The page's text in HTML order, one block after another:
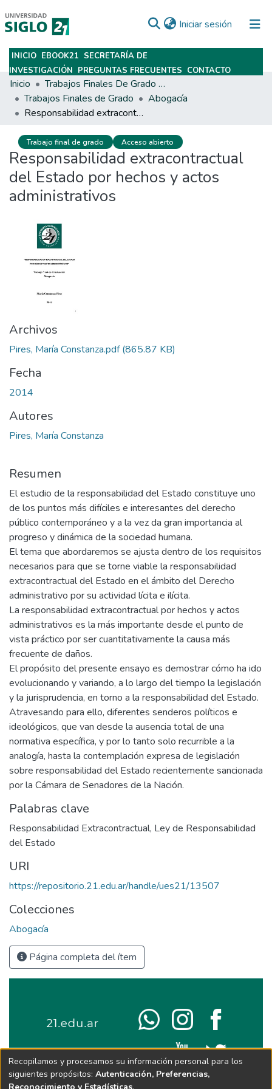
Iniciar sesión (current)
Subir
INICIO EBOOK21 SECRETARÍA DE
INVESTIGACIÓN PREGUNTAS FRECUENTES CONTACTO
Inicio
Trabajos Finales De Grado Y Posgrado
Trabajos Finales de Grado
Abogacía
Responsabilidad extracontractual del Estado por hechos y actos administrativos
Trabajo final de grado Acceso abierto
Responsabilidad extracontractual
del Estado por hechos y actos
administrativos
Archivos
Pires, María Constanza.pdf(865.87 KB)
Fecha
2014
Autores
Pires, María Constanza
Resumen
El estudio de la responsabilidad del Estado constituye uno
de los puntos más difíciles e interesantes del derecho
público contemporáneo y a la vez da gran importancia al
progreso y dinámica de la sociedad humana.
El tema que abordaremos se ajusta dentro de los requisitos
necesarios para que se torne viable la responsabilidad
extracontractual del Estado en el ámbito del Derecho
administrativo por su actividad lícita e ilícita.
La responsabilidad extracontractual por hechos y actos
administrativos es la más importante desde el punto de
vista práctico por ser cuantitativamente la causa más
frecuente de daños.
El propósito del presente ensayo es demostrar cómo ha ido
evolucionando y variando, a lo largo del tiempo la legislación
y la jurisprudencia, en torno a la responsabilidad del Estado.
Atravesando para ello, diferentes senderos políticos e
ideológicos, que van desde la ausencia total de una
normativa específica, y por lo tanto solo recurrible a la
analogía, hasta la contemplación expresa de legislación
sobre responsabilidad del Estado recientemente sancionada
por la Cámara de Senadores de la Nación.
Palabras clave
Responsabilidad Extracontractual, Ley de Responsabilidad
del Estado
URI
https://repositorio.21.edu.ar/handle/ues21/13507
Colecciones
Abogacía
Página completa del ítem
Recopilamos y procesamos su información personal para los
siguientes propósitos: Autenticación, Preferencias,